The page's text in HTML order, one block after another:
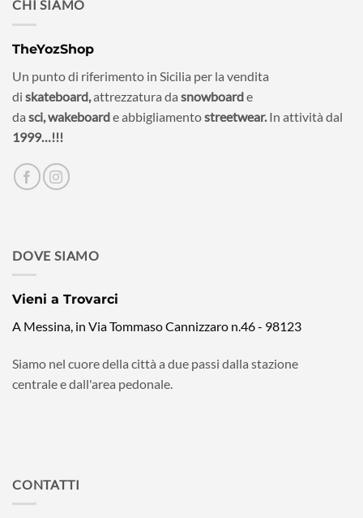
CHI SIAMO
TheYozShop
Un punto di riferimento in Sicilia per la vendita
di skateboard,attrezzatura da snowboarde
da sci,wakeboarde abbigliamentostreetwear. In attività dal
1999…!!!
DOVE SIAMO
Vieni a Trovarci
A Messina, in Via Tommaso Cannizzaro n.46 - 98123
Siamo nel cuore della città a due passi dalla stazione
centrale e dall'area pedonale.
CONTATTI